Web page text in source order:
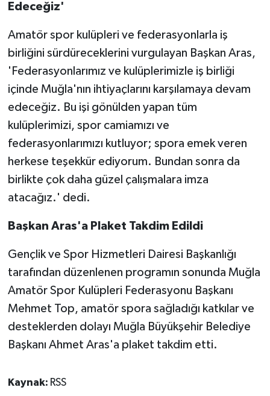
Edeceğiz'
Amatör spor kulüpleri ve federasyonlarla iş
birliğini sürdüreceklerini vurgulayan Başkan Aras,
'Federasyonlarımız ve kulüplerimizle iş birliği
içinde Muğla'nın ihtiyaçlarını karşılamaya devam
edeceğiz. Bu işi gönülden yapan tüm
kulüplerimizi, spor camiamızı ve
federasyonlarımızı kutluyor; spora emek veren
herkese teşekkür ediyorum. Bundan sonra da
birlikte çok daha güzel çalışmalara imza
atacağız.' dedi.
Başkan Aras'a Plaket Takdim Edildi
Gençlik ve Spor Hizmetleri Dairesi Başkanlığı
tarafından düzenlenen programın sonunda Muğla
Amatör Spor Kulüpleri Federasyonu Başkanı
Mehmet Top, amatör spora sağladığı katkılar ve
desteklerden dolayı Muğla Büyükşehir Belediye
Başkanı Ahmet Aras'a plaket takdim etti.
Kaynak: RSS